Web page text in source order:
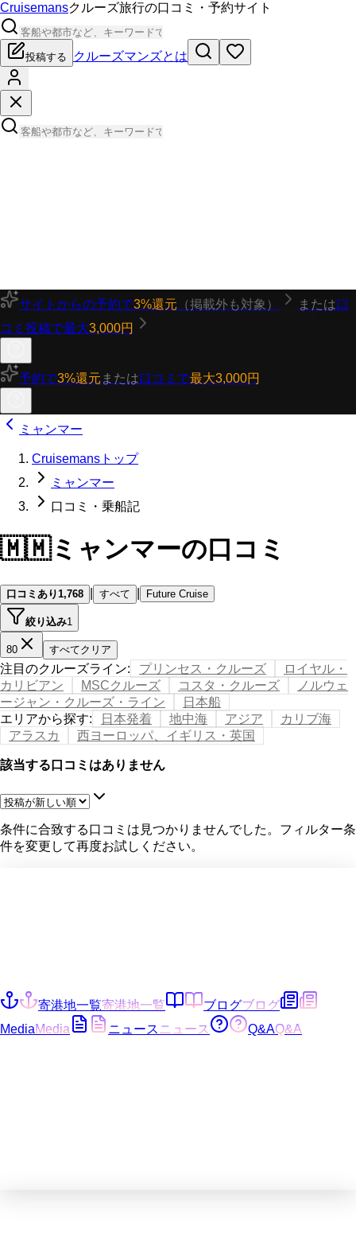
Cruisemansクルーズ旅行の口コミ・予約サイト
投稿する クルーズマンズとは
サイトからの予約で3%還元 （掲載外も対象） または口
コミ投稿で最大3,000円
予約で3%還元 または口コミで最大3,000円
ミャンマー
Cruisemansトップ
ミャンマー
口コミ・乗船記
🇲🇲ミャンマーの口コミ
口コミあり1,768 すべて Future Cruise
絞り込み1
80 すべてクリア
注目のクルーズライン: プリンセス・クルーズ
ロイヤル・
カリビアン
MSCクルーズ コスタ・クルーズ
ノルウェ
ージャン・クルーズ・ライン
日本船
エリアから探す: 日本発着 地中海 アジア
カリブ海
アラスカ
西ヨーロッパ、イギリス・英国
該当する口コミはありません
条件に合致する口コミは見つかりませんでした。フィルター条
件を変更して再度お試しください。
寄港地一覧寄港地一覧 ブログブログ
MediaMedia ニュース ニュース Q&AQ&A